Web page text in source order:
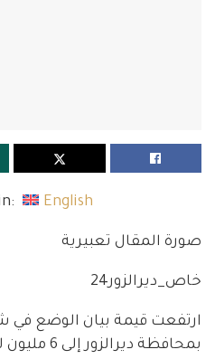
English
صورة المقال تعبيرية
خاص_ديرالزور24
ارتفعت قيمة بيان الوضع في